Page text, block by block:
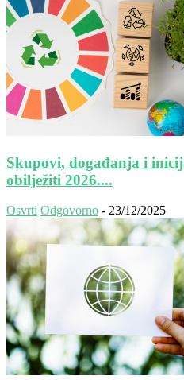
Skupovi, događanja i
obilježiti 2026....
Osvrti Odgovorno - 23/12/2025